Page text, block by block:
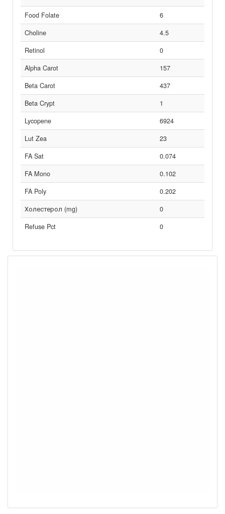
Food Folate
6
Choline
4.5
Retinol
0
Alpha Carot
157
Beta Carot
437
Beta Crypt
1
Lycopene
6924
Lut Zea
23
FA Sat
0.074
FA Mono
0.102
FA Poly
0.202
Холестерол (mg)
0
Refuse Pct
0